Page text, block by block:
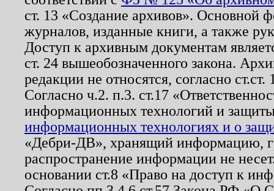
ст. 13 «Создание архивов». Основной
журналов, изданные книги, а также
Доступ к архивным документам
ст. 24 вышеобозначенного закона.
редакции не относятся, согласно
Согласно ч.2. п.3. ст.17
информационных технологий и
информационных технологиях и о
«Дебри-ДВ», хранящий информацию,
распространение информации не
основании ст.8 «Право на доступ к